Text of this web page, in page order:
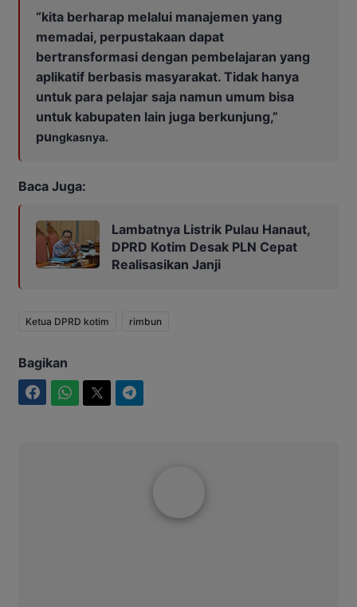
“kita berharap melalui manajemen yang
memadai, perpustakaan dapat
bertransformasi dengan pembelajaran yang
aplikatif berbasis masyarakat. Tidak hanya
untuk para pelajar saja namun umum bisa
untuk kabupaten lain juga berkunjung,”
pungkasnya.
Baca Juga:
Lambatnya Listrik Pulau Hanaut,
DPRD Kotim Desak PLN Cepat
Realisasikan Janji
Ketua DPRD kotim rimbun
Bagikan